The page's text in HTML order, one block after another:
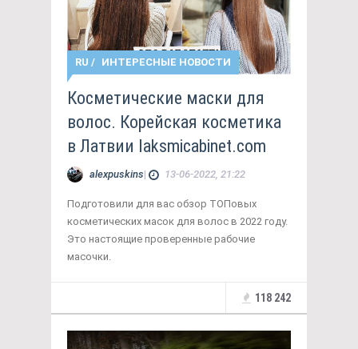
RU / ИНТЕРЕСНЫЕ НОВОСТИ
Косметические маски для
волос. Корейская косметика
в Латвии laksmicabinet.com
alexpuskins| 13-06-2022, 21:22
Подготовили для вас обзор ТОПовых
косметических масок для волос в 2022 году.
Это настоящие проверенные рабочие
масочки.
118 242